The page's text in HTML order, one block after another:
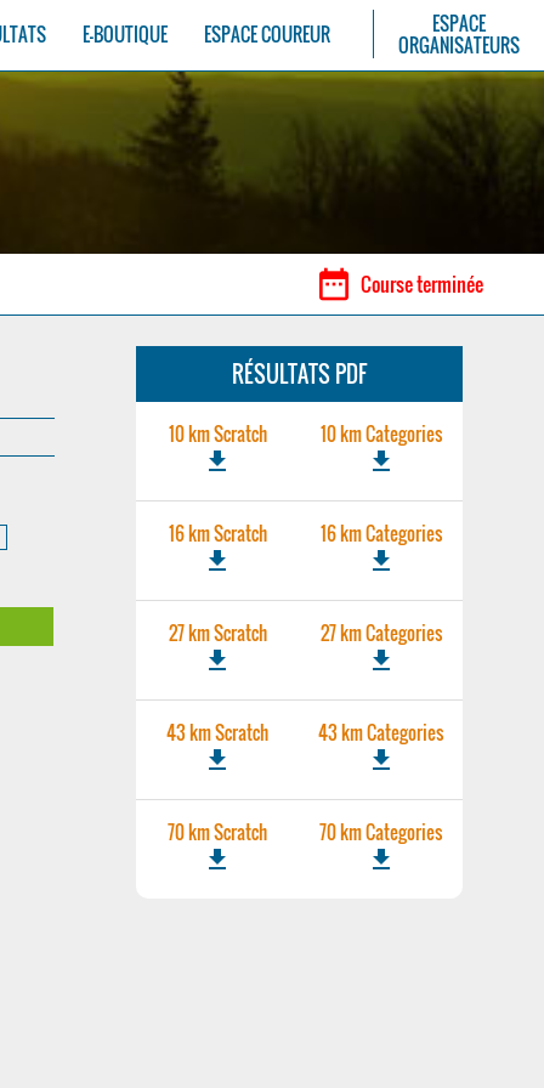
E-BOUTIQUE ESPACE COUREUR
ESPACE
ORGANISATEURS
date_range Course terminée
RÉSULTATS PDF
10 km Scratch
file_download
10 km Categories
file_download
16 km Scratch
file_download
16 km Categories
file_download
27 km Scratch
file_download
27 km Categories
file_download
43 km Scratch
file_download
43 km Categories
file_download
70 km Scratch
file_download
70 km Categories
file_download